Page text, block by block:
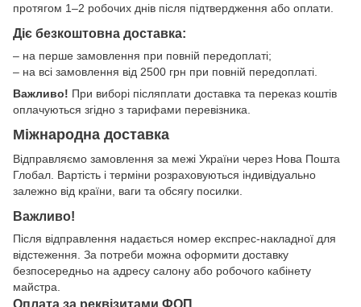
протягом 1–2 робочих днів після підтвердження або оплати.
Діє безкоштовна доставка:
– на перше замовлення при повній передоплаті;
– на всі замовлення від 2500 грн при повній передоплаті.
Важливо! При виборі післяплати доставка та переказ коштів
оплачуються згідно з тарифами перевізника.
Міжнародна доставка
Відправляємо замовлення за межі України через Нова Пошта
Глобал. Вартість і терміни розраховуються індивідуально
залежно від країни, ваги та обсягу посилки.
Важливо!
Після відправлення надається номер експрес-накладної для
відстеження. За потреби можна оформити доставку
безпосередньо на адресу салону або робочого кабінету
майстра.
Оплата за реквізитами ФОП